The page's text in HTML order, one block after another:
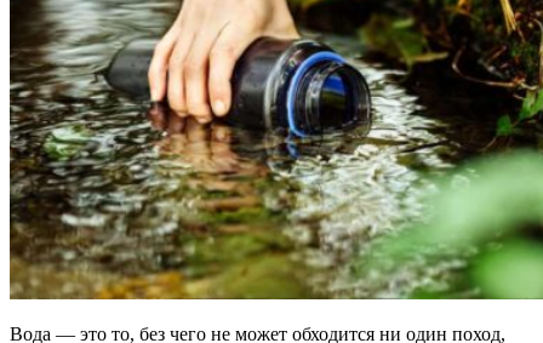
Вода — это то, без чего не может обходится ни один поход,